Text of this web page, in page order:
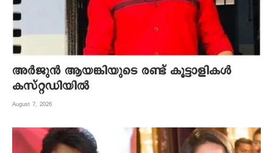
അര്‍ജുന്‍ ആയങ്കിയുടെ രണ്ട് കൂട്ടാളികള്‍
കസ്റ്റഡിയില്‍
August 7, 2026